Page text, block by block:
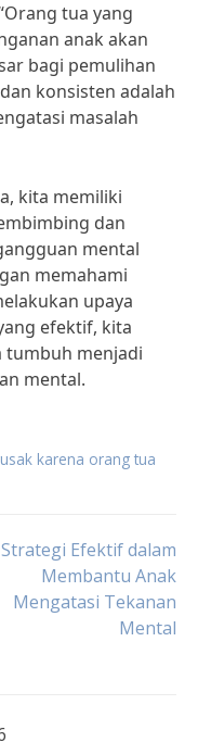
tua yang
anak akan
bagi pemulihan
konsisten adalah
masalah
kita memiliki
dan
mental
memahami
upaya
efektif, kita
tumbuh menjadi
mental.
karena orang tua
Strategi Efektif dalam
Membantu Anak
Mengatasi Tekanan
Mental